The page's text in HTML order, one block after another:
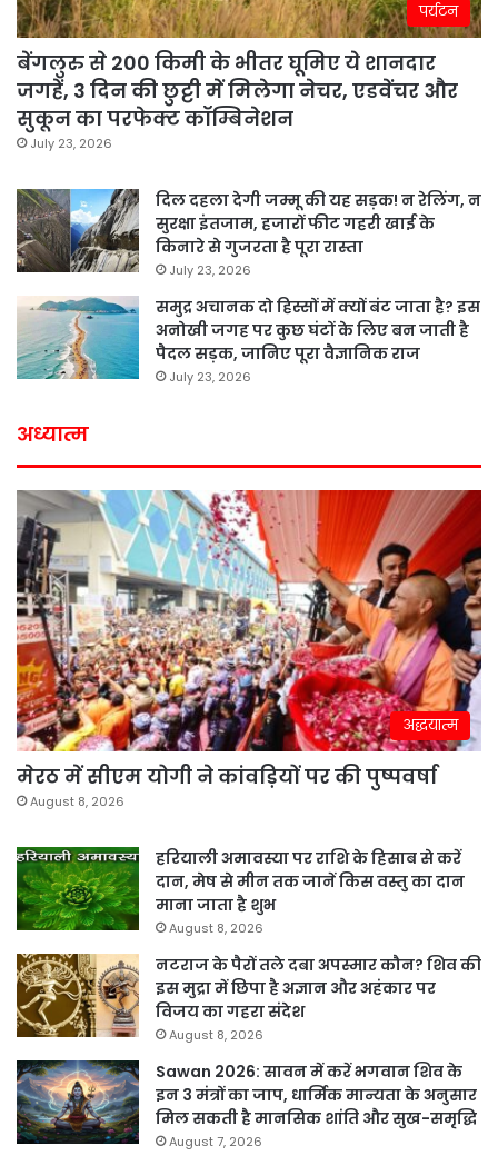
पर्यटन
बेंगलुरु से 200 किमी के भीतर घूमिए ये शानदार
जगहें, 3 दिन की छुट्टी में मिलेगा नेचर, एडवेंचर और
सुकून का परफेक्ट कॉम्बिनेशन
July 23, 2026
दिल दहला देगी जम्मू की यह सड़क! न रेलिंग, न
सुरक्षा इंतजाम, हजारों फीट गहरी खाई के
किनारे से गुजरता है पूरा रास्ता
July 23, 2026
समुद्र अचानक दो हिस्सों में क्यों बंट जाता है? इस
अनोखी जगह पर कुछ घंटों के लिए बन जाती है
पैदल सड़क, जानिए पूरा वैज्ञानिक राज
July 23, 2026
अध्यात्म
अद्धयात्म
मेरठ में सीएम योगी ने कांवड़ियों पर की पुष्पवर्षा
August 8, 2026
हरियाली अमावस्या पर राशि के हिसाब से करें
दान, मेष से मीन तक जानें किस वस्तु का दान
माना जाता है शुभ
August 8, 2026
नटराज के पैरों तले दबा अपस्मार कौन? शिव की
इस मुद्रा में छिपा है अज्ञान और अहंकार पर
विजय का गहरा संदेश
August 8, 2026
Sawan 2026: सावन में करें भगवान शिव के
इन 3 मंत्रों का जाप, धार्मिक मान्यता के अनुसार
मिल सकती है मानसिक शांति और सुख-समृद्धि
August 7, 2026